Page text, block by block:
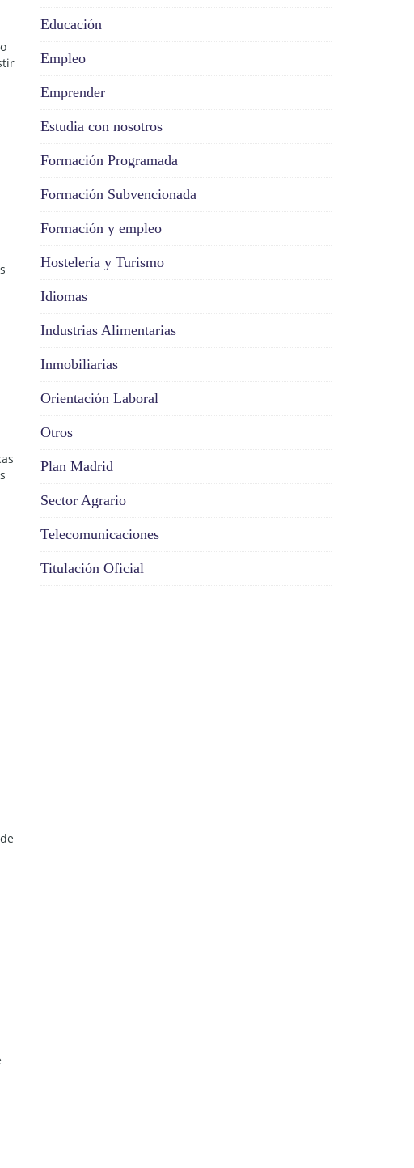
Educación
Empleo
Emprender
Estudia con nosotros
Formación Programada
Formación Subvencionada
Formación y empleo
Hostelería y Turismo
Idiomas
Industrias Alimentarias
Inmobiliarias
Orientación Laboral
Otros
Plan Madrid
Sector Agrario
Telecomunicaciones
Titulación Oficial